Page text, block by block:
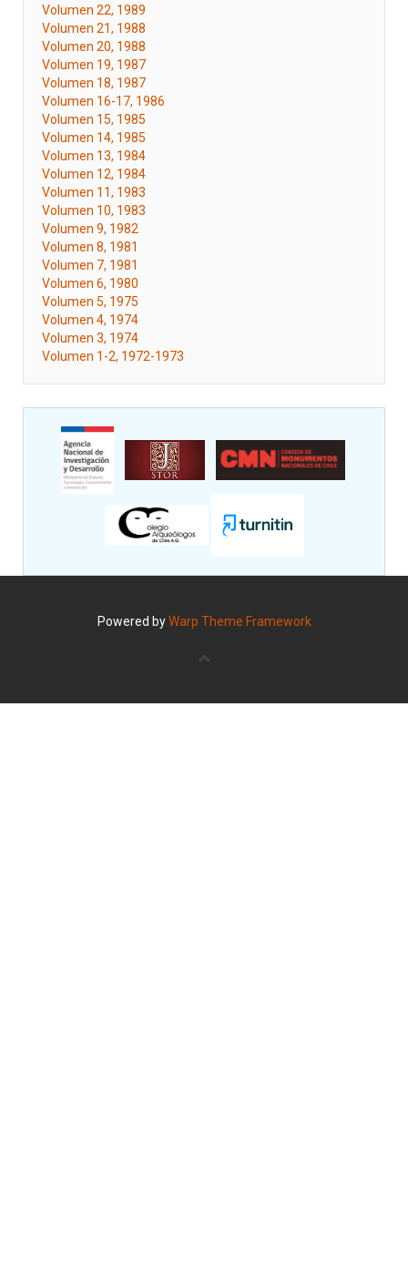
Volumen 22, 1989
Volumen 21, 1988
Volumen 20, 1988
Volumen 19, 1987
Volumen 18, 1987
Volumen 16-17, 1986
Volumen 15, 1985
Volumen 14, 1985
Volumen 13, 1984
Volumen 12, 1984
Volumen 11, 1983
Volumen 10, 1983
Volumen 9, 1982
Volumen 8, 1981
Volumen 7, 1981
Volumen 6, 1980
Volumen 5, 1975
Volumen 4, 1974
Volumen 3, 1974
Volumen 1-2, 1972-1973
Powered byWarp Theme Framework